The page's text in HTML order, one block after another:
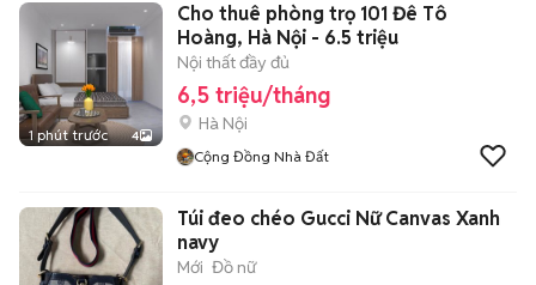
1 phút trước 4
Cho thuê phòng trọ 101 Đê Tô
Hoàng, Hà Nội - 6.5 triệu
Nội thất đầy đủ
6,5 triệu/tháng
Hà Nội
Cộng Đồng Nhà Đất
Túi đeo chéo Gucci Nữ Canvas Xanh
navy
Mới Đồ nữ